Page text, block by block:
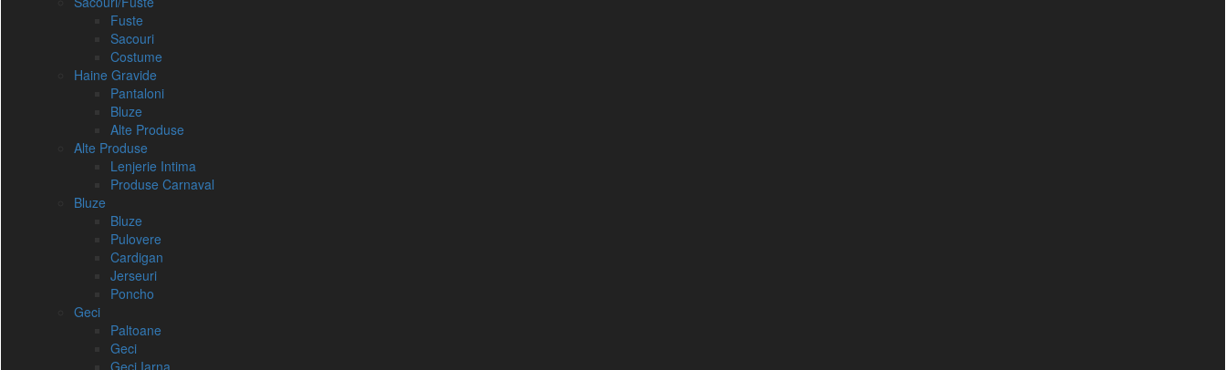
Fuste
Sacouri
Costume
Haine Gravide
Pantaloni
Bluze
Alte Produse
Alte Produse
Lenjerie Intima
Produse Carnaval
Bluze
Bluze
Pulovere
Cardigan
Jerseuri
Poncho
Geci
Paltoane
Geci
Geci Iarna